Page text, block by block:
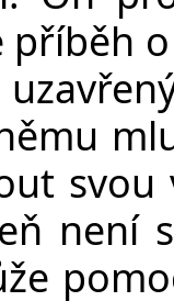
příběh
není